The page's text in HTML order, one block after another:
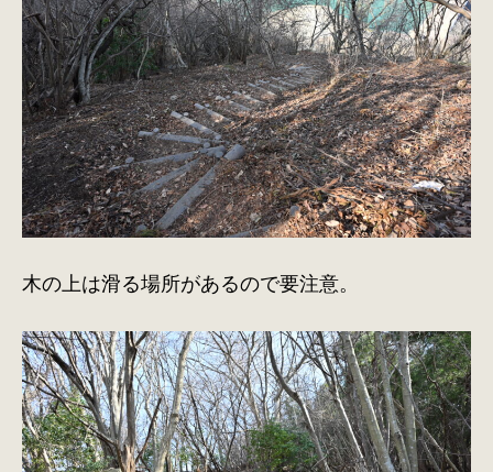
木の上は滑る場所があるので要注意。